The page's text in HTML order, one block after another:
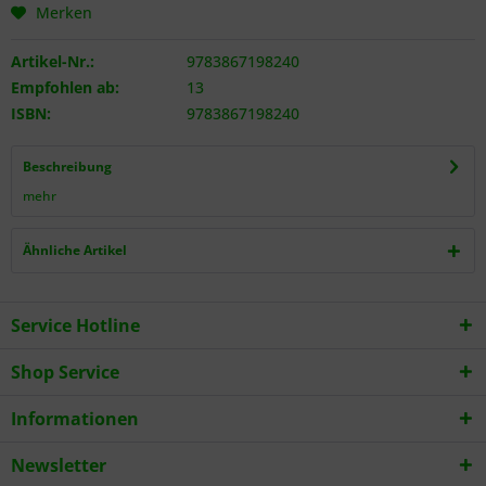
Merken
Artikel-Nr.:
9783867198240
Empfohlen ab:
13
ISBN:
9783867198240
Beschreibung
mehr
Ähnliche Artikel
Service Hotline
Shop Service
Informationen
Newsletter